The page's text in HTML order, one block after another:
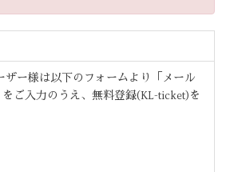
ー様は以下のフォームより「メール
ご入力のうえ、無料登録(KL-ticket)を